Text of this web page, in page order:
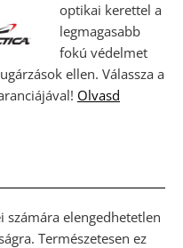
optikai kerettel a
legmagasabb
fokú védelmet
ellen. Válassza a
Olvasd
számára elengedhetetlen
Természetesen ez